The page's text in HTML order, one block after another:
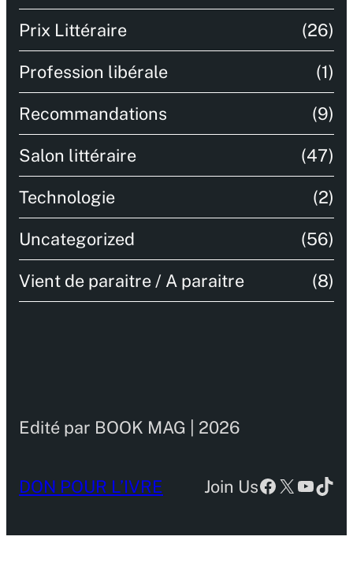
Prix Littéraire (26)
Profession libérale (1)
Recommandations (9)
Salon littéraire (47)
Technologie (2)
Uncategorized (56)
Vient de paraitre / A paraitre (8)
Edité par BOOK MAG | 2026
DON POUR L’IVRE Join UsFacebook
X